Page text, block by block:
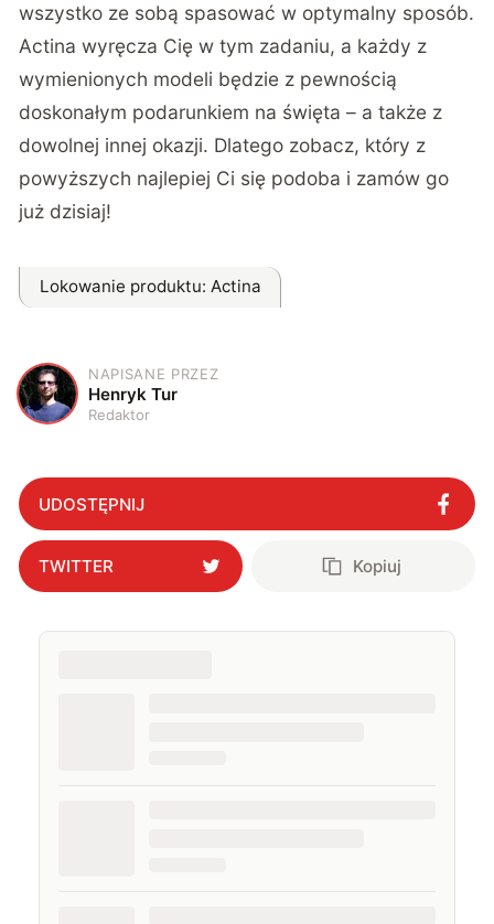
wszystko ze sobą spasować w optymalny sposób.
Actina wyręcza Cię w tym zadaniu, a każdy z
wymienionych modeli będzie z pewnością
doskonałym podarunkiem na święta – a także z
dowolnej innej okazji. Dlatego zobacz, który z
powyższych najlepiej Ci się podoba i zamów go
już dzisiaj!
Lokowanie produktu: Actina
H
NAPISANE PRZEZ
Henryk Tur
Redaktor
UDOSTĘPNIJ
TWITTER Kopiuj